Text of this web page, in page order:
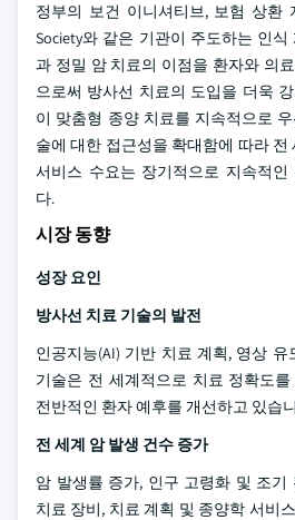
정부의 보건 이니셔티브, 보험 상환
Society와 같은 기관이 주도하는 인
과 정밀 암 치료의 이점을 환자와 의
으로써 방사선 치료의 도입을 더욱
이 맞춤형 종양 치료를 지속적으로
술에 대한 접근성을 확대함에 따라 전
서비스 수요는 장기적으로 지속적
다.
시장 동향
성장 요인
방사선 치료 기술의 발전
인공지능(AI) 기반 치료 계획, 영상
기술은 전 세계적으로 치료 정확도
전반적인 환자 예후를 개선하고 있습
전 세계 암 발생 건수 증가
암 발생률 증가, 인구 고령화 및 조기
치료 장비, 치료 계획 및 종양학 서비